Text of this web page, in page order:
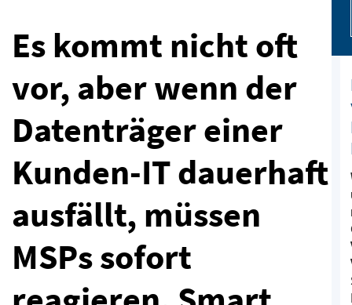
Es kommt nicht oft
vor, aber wenn der
Datenträger einer
Kunden-IT dauerhaft
ausfällt, müssen
MSPs sofort